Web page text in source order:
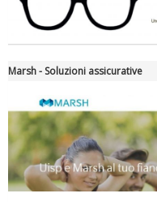
Marsh - Soluzioni assicurative